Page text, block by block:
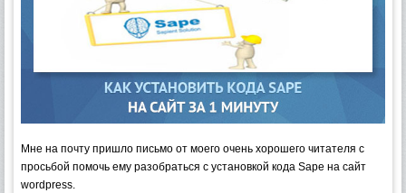
Мне на почту пришло письмо от моего очень хорошего читателя с
просьбой помочь ему разобраться с установкой кода Sape на сайт
wordpress.